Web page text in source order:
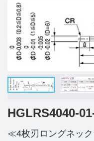
HGLRS4040-
≪4枚刃ロングネッ